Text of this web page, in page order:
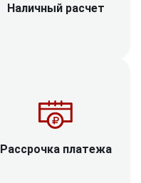
Наличный расчет
Рассрочка платежа